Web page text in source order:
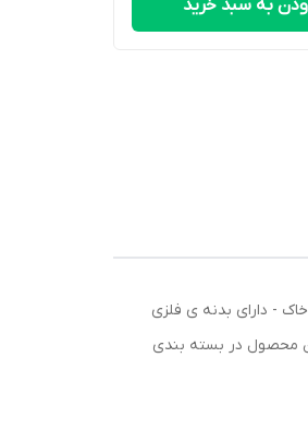
به سبد خرید
- دارای بدنه ی فلزی
در گمرک باطری سولفاته شده باید جداگانه تهیه نمایید - 100% اورجینال - این محصول در بسته بندی